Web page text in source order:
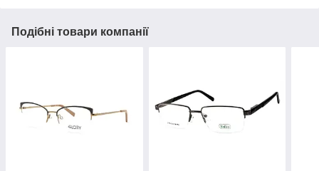
Подібні товари компанії